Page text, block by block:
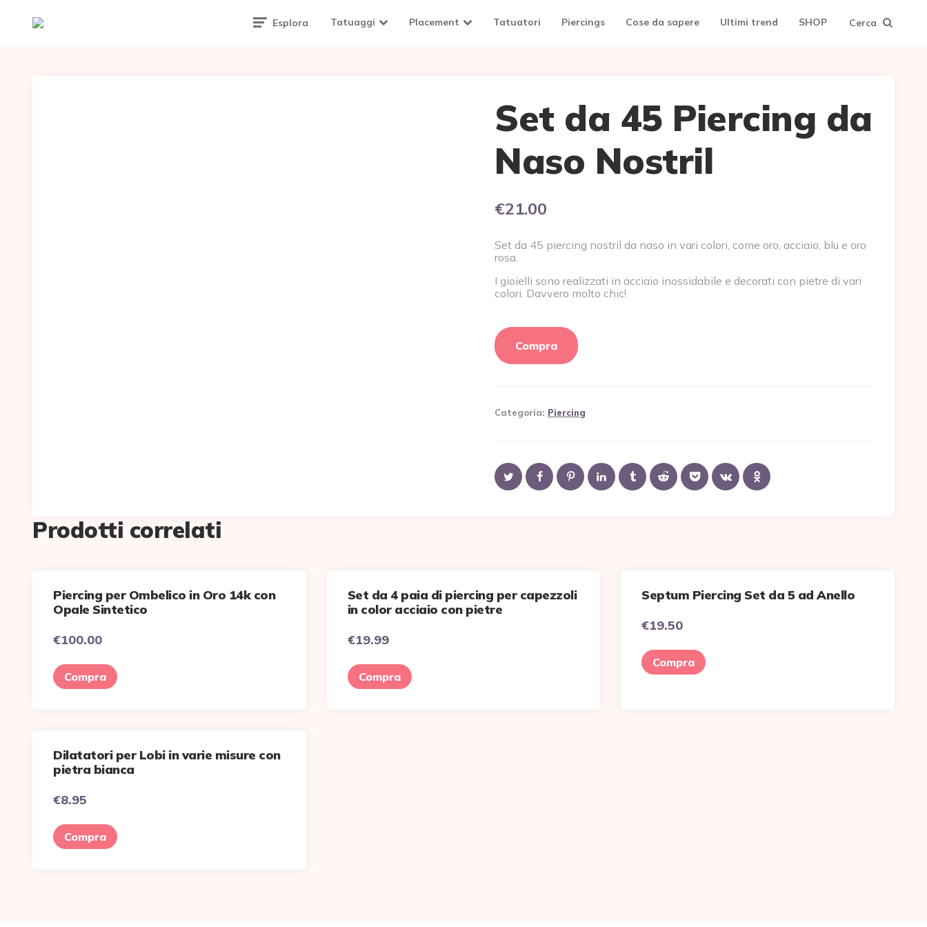
Esplora Tatuaggi Placement Tatuatori Piercings Cose da sapere Ultimi trend SHOP Cerca
Set da 45 Piercing da
Naso Nostril
€21.00
Set da 45 piercing nostril da naso in vari colori, come oro, acciaio, blu e oro
rosa.
I gioielli sono realizzati in acciaio inossidabile e decorati con pietre di vari
colori. Davvero molto chic!
Compra
Categoria: Piercing
Prodotti correlati
Piercing per Ombelico in Oro 14k con
Opale Sintetico
€100.00
Compra
Set da 4 paia di piercing per capezzoli
in color acciaio con pietre
€19.99
Compra
Septum Piercing Set da 5 ad Anello
€19.50
Compra
Dilatatori per Lobi in varie misure con
pietra bianca
€8.95
Compra